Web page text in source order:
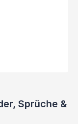
Sprüche &